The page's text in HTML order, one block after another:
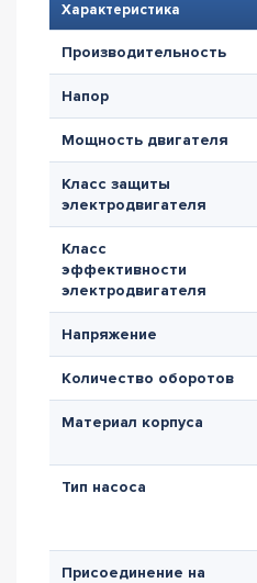
Характеристика
Производительность
Напор
Мощность двигателя
Класс защиты
электродвигателя
Класс
эффективности
электродвигателя
Напряжение
Количество оборотов
Материал корпуса
Тип насоса
Присоединение на